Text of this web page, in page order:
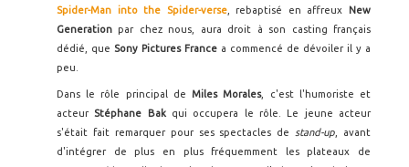
Spider-Man into the Spider-verse, rebaptisé en affreux New
Generationpar chez nous, aura droit à son casting français
dédié, que Sony Pictures France a commencé de dévoiler il y a
peu.
Dans le rôle principal deMiles Morales, c'est l'humoriste et
acteur Stéphane Bak qui occupera le rôle. Le jeune acteur
s'était fait remarquer pour ses spectacles de stand-up , avant
d'intégrer de plus en plus fréquemment les plateaux de